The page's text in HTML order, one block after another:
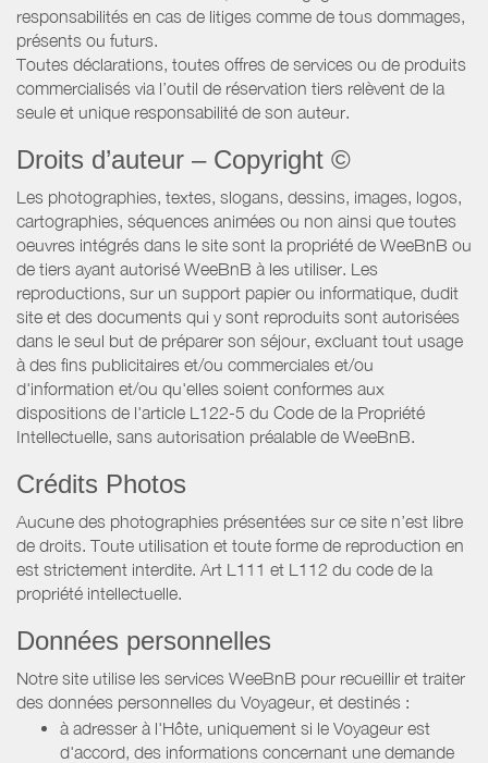
responsabilités en cas de litiges comme de tous dommages,
présents ou futurs.
Toutes déclarations, toutes offres de services ou de produits
commercialisés via l’outil de réservation tiers relèvent de la
seule et unique responsabilité de son auteur.
Droits d’auteur – Copyright ©
Les photographies, textes, slogans, dessins, images, logos,
cartographies, séquences animées ou non ainsi que toutes
oeuvres intégrés dans le site sont la propriété de WeeBnB ou
de tiers ayant autorisé WeeBnB à les utiliser. Les
reproductions, sur un support papier ou informatique, dudit
site et des documents qui y sont reproduits sont autorisées
dans le seul but de préparer son séjour, excluant tout usage
à des fins publicitaires et/ou commerciales et/ou
d'information et/ou qu'elles soient conformes aux
dispositions de l'article L122-5 du Code de la Propriété
Intellectuelle, sans autorisation préalable de WeeBnB.
Crédits Photos
Aucune des photographies présentées sur ce site n’est libre
de droits. Toute utilisation et toute forme de reproduction en
est strictement interdite. Art L111 et L112 du code de la
propriété intellectuelle.
Données personnelles
Notre site utilise les services WeeBnB pour recueillir et traiter
des données personnelles du Voyageur, et destinés :
à adresser à l'Hôte, uniquement si le Voyageur est
d'accord, des informations concernant une demande